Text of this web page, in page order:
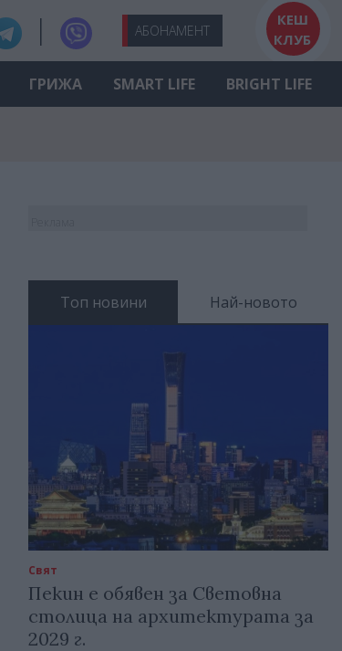
АБОНАМЕНТ
КЕШ
КЛУБ
ГРИЖА SMART LIFE BRIGHT LIFE
Топ новини Най-новото
Свят
Пекин е обявен за Световна
столица на архитектурата за
2029 г.